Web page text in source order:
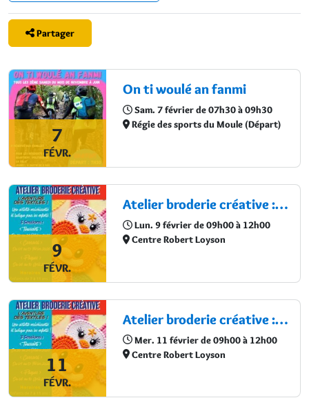
Partager
7
FÉVR.
On ti woulé an fanmi
Sam. 7 février de 07h30 à 09h30
Régie des sports du Moule (Départ)
9
FÉVR.
Atelier broderie créative : L’aventure des textiles !
Lun. 9 février de 09h00 à 12h00
Centre Robert Loyson
11
FÉVR.
Atelier broderie créative : L’aventure des textiles !
Mer. 11 février de 09h00 à 12h00
Centre Robert Loyson